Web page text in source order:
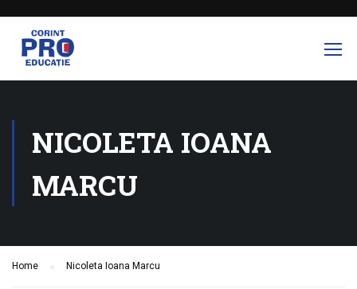
NICOLETA IOANA
MARCU
Home Nicoleta Ioana Marcu